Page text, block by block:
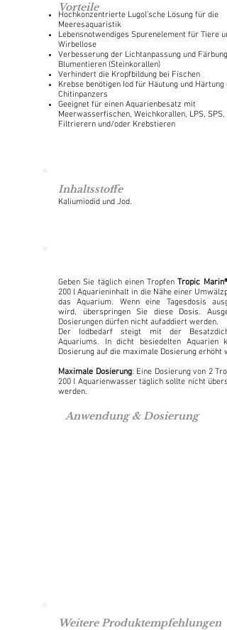
Vorteile
Hochkonzentrierte Lugol’sche Lösung für die
Meeresaquaristik
Lebensnotwendiges Spurenelement für Tiere
Wirbellose
Verbesserung der Lichtanpassung und Färbung
Blumentieren (Steinkorallen)
Verhindert die Kropfbildung bei Fischen
Krebse benötigen Iod für Häutung und Härtung
Chitinpanzers
Geeignet für einen Aquarienbesatz mit
Meerwasserfischen, Weichkorallen, LPS, SPS,
Filtrierern und/oder Krebstieren
Inhaltsstoffe
Kaliumiodid und Jod.
Geben Sie täglich einen TropfenTropic
200 l Aquarieninhalt in die Nähe einer
das Aquarium. Wenn eine Tagesdosis
wird, überspringen Sie diese Dosis.
Dosierungen dürfen nicht aufaddiert werden.
Der Iodbedarf steigt mit der
Aquariums. In dicht besiedelten Aquarien
Dosierung auf die maximale Dosierung erhöht
Maximale Dosierung: Eine Dosierung von 2
200 l Aquarienwasser täglich sollte nicht
werden.
Anwendung & Dosierung
Weitere Produktempfehlungen